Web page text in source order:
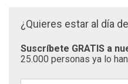
¿Quieres estar al día
Suscríbete GRATIS a
25.000 personas ya lo